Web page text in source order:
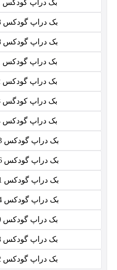
بک دراپ گودکس CBA-TA0011
بک دراپ گودکس CBA-TA0013
بک دراپ گودکس CBA-TA0018
بک دراپ گودکس CBA-CS0001
بک دراپ گودکس CBA-CS0002
بک دراپ کودگس CBA-CS0003
بک دراپ گودکس CBA-CS0004
بک دراپ گودکس CBA-WB0003
بک دراپ گودکس CBA-WB0006
بک دراپ گودکس CBA-WR0001
بک دراپ گودکس CBA-WR0004
بک دراپ گودکس CBA-TB0010
بک دراپ گودکس CBA-TB0008
بک دراپ گودکس CBA-TB0002